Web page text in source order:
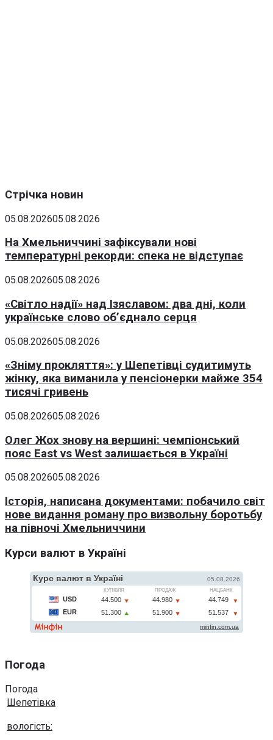
Стрічка новин
05.08.202605.08.2026
На Хмельниччині зафіксували нові
температурні рекорди: спека не відступає
05.08.202605.08.2026
«Світло надії» над Ізяславом: два дні, коли
українське слово об’єднало серця
05.08.202605.08.2026
«Зніму прокляття»: у Шепетівці судитимуть
жінку, яка виманила у пенсіонерки майже 354
тисячі гривень
05.08.202605.08.2026
Олег Жох знову на вершині: чемпіонський
пояс East vs West залишається в Україні
05.08.202605.08.2026
Історія, написана документами: побачило світ
нове видання роману про визвольну боротьбу
на півночі Хмельниччини
Курси валют в Україні
Погода
Погода
Шепетівка
вологість: